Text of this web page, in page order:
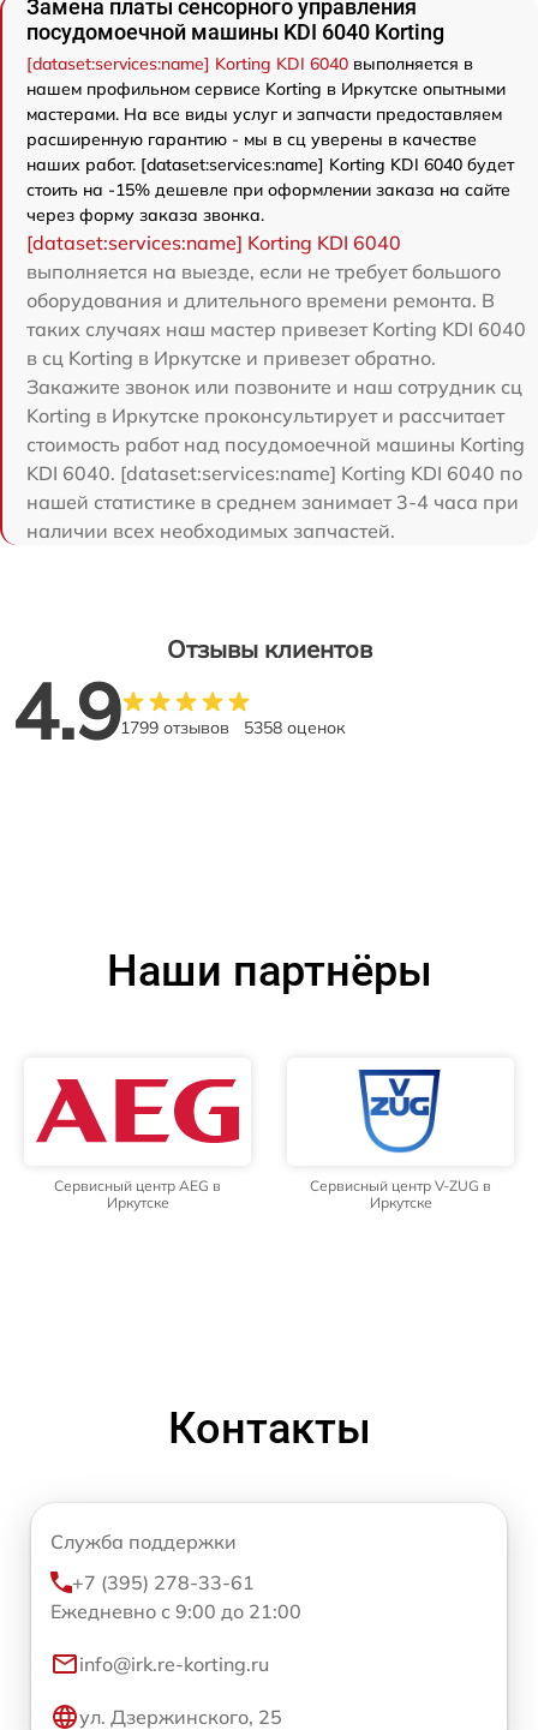
Замена платы сенсорного управления
посудомоечной машины KDI 6040 Korting
[dataset:services:name] Korting KDI 6040 выполняется в
нашем профильном сервисе Korting в Иркутске опытными
мастерами. На все виды услуг и запчасти предоставляем
расширенную гарантию - мы в сц уверены в качестве
наших работ. [dataset:services:name] Korting KDI 6040 будет
стоить на -15% дешевле при оформлении заказа на сайте
через форму заказа звонка.
[dataset:services:name] Korting KDI 6040
выполняется на выезде, если не требует большого
оборудования и длительного времени ремонта. В
таких случаях наш мастер привезет Korting KDI 6040
в сц Korting в Иркутске и привезет обратно.
Закажите звонок или позвоните и наш сотрудник сц
Korting в Иркутске проконсультирует и рассчитает
стоимость работ над посудомоечной машины Korting
KDI 6040. [dataset:services:name] Korting KDI 6040 по
нашей статистике в среднем занимает 3-4 часа при
наличии всех необходимых запчастей.
Отзывы клиентов
4.91799 отзывов 5358 оценок
Наши партнёры
Сервисный центр AEG в
Иркутске
Сервисный центр V-ZUG в
Иркутске
Контакты
Служба поддержки
+7 (395) 278-33-61
Ежедневно с 9:00 до 21:00
info@irk.re-korting.ru
ул. Дзержинского, 25